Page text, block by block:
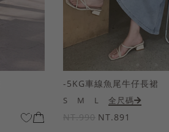
-5KG車線魚尾牛仔長裙
S M L 全尺碼
NT.990 NT.891